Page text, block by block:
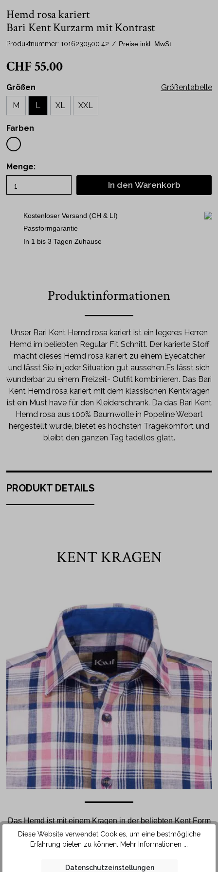
Hemd rosa kariert
Bari Kent Kurzarm mit Kontrast
Produktnummer: 1016230500.42 / Preise inkl. MwSt.
CHF 55.00
Größentabelle
Größen
L
M XL XXL
Farben
Menge:
In den Warenkorb
Kostenloser Versand (CH & LI)
Passformgarantie
In 1 bis 3 Tagen Zuhause
Produktinformationen
Unser Bari Kent Hemd rosa kariert ist ein legeres Herren
Hemd im beliebten Regular Fit Schnitt. Der karierte Stoff
macht dieses Hemd rosa kariert zu einem Eyecatcher
und lässt Sie in jeder Situation gut aussehen.Es lässt sich
wunderbar zu einem Freizeit- Outfit kombinieren. Das Bari
Kent Hemd rosa kariert mit dem klassischen Kentkragen
ist ein Must have für den Kleiderschrank. Da das Bari Kent
Hemd rosa aus 100% Baumwolle in Popeline Webart
hergestellt wurde, bietet es höchsten Tragekomfort und
bleibt den ganzen Tag tadellos glatt.
PRODUKT DETAILS
KENT KRAGEN
Das Hemd ist mit einem Kragen in der beliebten Kent Form
ausgestattet. Durch die etwas enger aneinanderliegenden
Kragenspitzen lässt sich diese Kragenform sehr gut mit
Krawattenknoten tragen. Dank der hochwertigen
Diese Website verwendet Cookies, um eine bestmögliche
Erfahrung bieten zu können. Mehr Informationen ...
Datenschutzeinstellungen